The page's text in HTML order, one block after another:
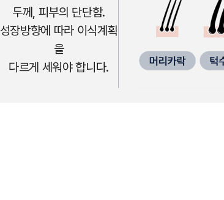
두께, 피부의 단단함.
성장방향에 따라 이식계획
을
다르게 세워야 합니다.